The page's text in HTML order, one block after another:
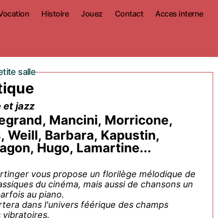
Histoire Jouez Contact Acces interne
salle
et jazz
Mancini, Morricone,
Weill, Barbara, Kapustin,
Hugo, Lamartine...
vous propose un florilège mélodique de
du cinéma, mais aussi de chansons un
au piano.
dans l'univers féérique des champs